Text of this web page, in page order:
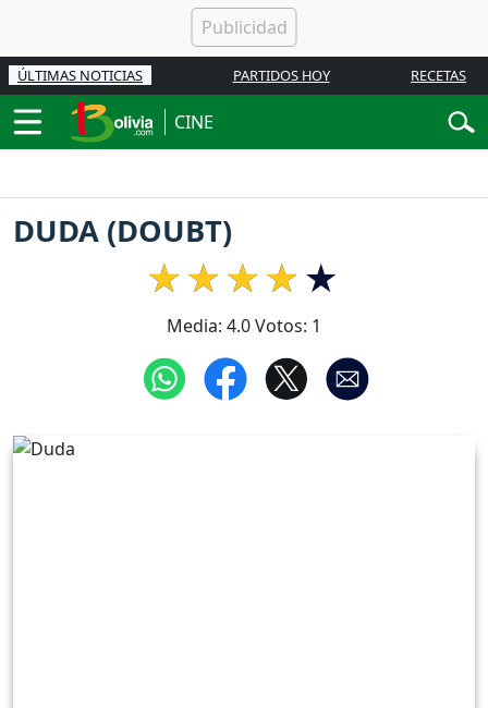
ÚLTIMAS NOTICIAS PARTIDOS HOY RECETAS
CINE
DUDA (DOUBT)
Media: 4.0Votos: 1